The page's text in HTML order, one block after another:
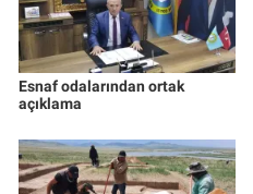
Esnaf odalarından ortak
açıklama